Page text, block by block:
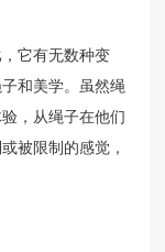
它有无数种变
和美学。虽然绳
，从绳子在他们
被限制的感觉，